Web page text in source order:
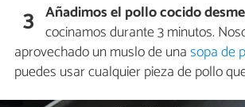
3 Añadimos el pollo cocido
cocinamos durante 3 minutos.
aprovechado un muslo de unasopa de
puedes usar cualquier pieza de pollo